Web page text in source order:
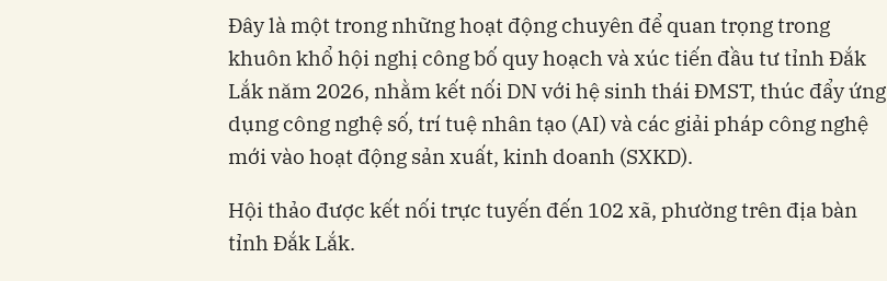
Đây là một trong những hoạt động chuyên để quan trọng trong
khuôn khổ hội nghị công bố quy hoạch và xúc tiến đầu tư tỉnh Đắk
Lắk năm 2026, nhằm kết nối DN với hệ sinh thái ĐMST, thúc đẩy ứng
dụng công nghệ số, trí tuệ nhân tạo (AI) và các giải pháp công nghệ
mới vào hoạt động sản xuất, kinh doanh (SXKD).
Hội thảo được kết nối trực tuyến đến 102 xã, phường trên địa bàn
tỉnh Đắk Lắk.